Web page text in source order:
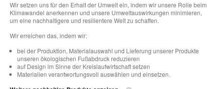
Wir setzen uns für den Erhalt der Umwelt ein, indem wir unsere Rolle beim
Klimawandel anerkennen und unsere Umweltauswirkungen minimieren,
um eine nachhaltigere und resilientere Welt zu schaffen.
Wir erreichen das, indem wir:
bei der Produktion, Materialauswahl und Lieferung unserer Produkte
unseren ökologischen Fußabdruck reduzieren
auf Design im Sinne der Kreislaufwirtschaft setzen
Materialien verantwortungsvoll auswählen und einsetzen.